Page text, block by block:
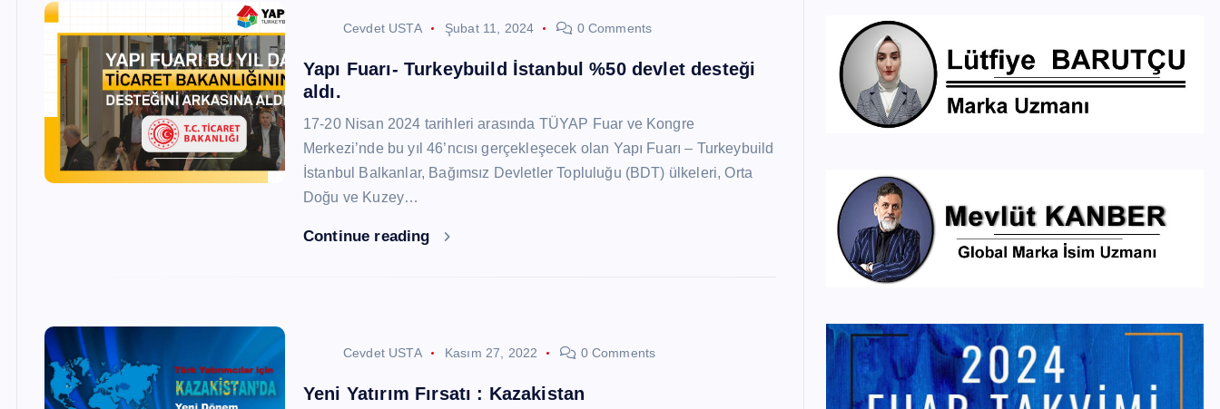
Cevdet USTA Şubat 11, 2024 0 Comments
Yapı Fuarı- Turkeybuild İstanbul %50 devlet desteği
aldı.
17-20 Nisan 2024 tarihleri arasında TÜYAP Fuar ve Kongre
Merkezi’nde bu yıl 46’ncısı gerçekleşecek olan Yapı Fuarı – Turkeybuild
İstanbul Balkanlar, Bağımsız Devletler Topluluğu (BDT) ülkeleri, Orta
Doğu ve Kuzey…
Continue reading
Cevdet USTA Kasım 27, 2022 0 Comments
Yeni Yatırım Fırsatı : Kazakistan